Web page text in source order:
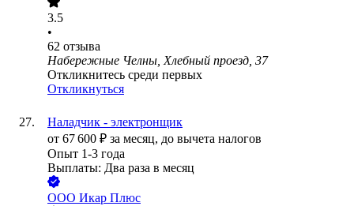
3.5
•
62 отзыва
Набережные Челны, Хлебный проезд, 37
Откликнитесь среди первых
Откликнуться
Наладчик - электронщик
от 67 600 ₽ за месяц, до вычета налогов
Опыт 1-3 года
Выплаты: Два раза в месяц
ООО Икар Плюс